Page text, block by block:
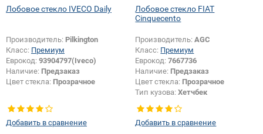
Лобовое стекло IVECO Daily
Производитель: Pilkington
Класс: Премиум
Еврокод: 93904797(Iveco)
Наличие: Предзаказ
Цвет стекла: Прозрачное
Добавить в сравнение
Лобовое стекло FIAT
Cinquecento
Производитель:AGC
Класс: Премиум
Еврокод:7667736
Наличие: Предзаказ
Цвет стекла: Прозрачное
Тип кузова:Хетчбек
Добавить в сравнение